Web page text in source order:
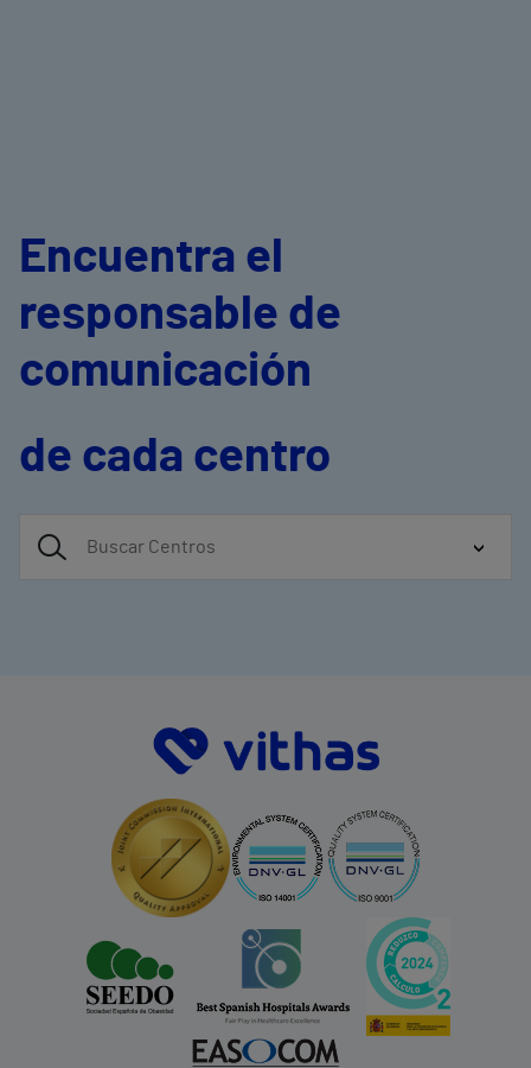
Encuentra el
responsable de
comunicación
de cada centro